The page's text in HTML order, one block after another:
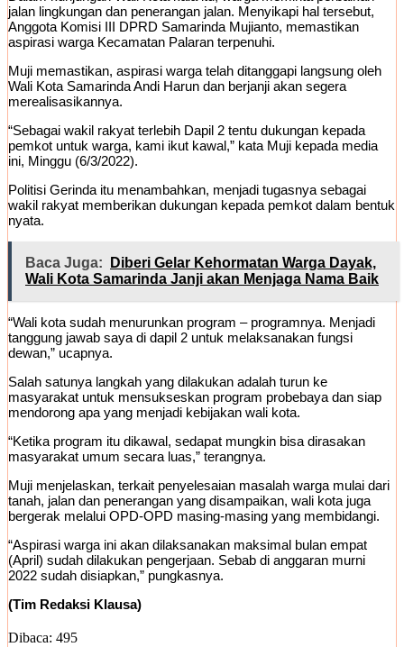
jalan lingkungan dan penerangan jalan. Menyikapi hal tersebut,
Anggota Komisi III DPRD Samarinda Mujianto, memastikan
aspirasi warga Kecamatan Palaran terpenuhi.
Muji memastikan, aspirasi warga telah ditanggapi langsung oleh
Wali Kota Samarinda Andi Harun dan berjanji akan segera
merealisasikannya.
“Sebagai wakil rakyat terlebih Dapil 2 tentu dukungan kepada
pemkot untuk warga, kami ikut kawal,” kata Muji kepada media
ini, Minggu (6/3/2022).
Politisi Gerinda itu menambahkan, menjadi tugasnya sebagai
wakil rakyat memberikan dukungan kepada pemkot dalam bentuk
nyata.
Baca Juga:
Diberi Gelar Kehormatan Warga Dayak,
Wali Kota Samarinda Janji akan Menjaga Nama Baik
“Wali kota sudah menurunkan program – programnya. Menjadi
tanggung jawab saya di dapil 2 untuk melaksanakan fungsi
dewan,” ucapnya.
Salah satunya langkah yang dilakukan adalah turun ke
masyarakat untuk mensukseskan program probebaya dan siap
mendorong apa yang menjadi kebijakan wali kota.
“Ketika program itu dikawal, sedapat mungkin bisa dirasakan
masyarakat umum secara luas,” terangnya.
Muji menjelaskan, terkait penyelesaian masalah warga mulai dari
tanah, jalan dan penerangan yang disampaikan, wali kota juga
bergerak melalui OPD-OPD masing-masing yang membidangi.
“Aspirasi warga ini akan dilaksanakan maksimal bulan empat
(April) sudah dilakukan pengerjaan. Sebab di anggaran murni
2022 sudah disiapkan,” pungkasnya.
(Tim Redaksi Klausa)
Dibaca: 495